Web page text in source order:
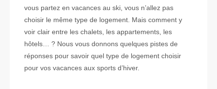
vous partez en vacances au ski, vous n’allez pas
choisir le même type de logement. Mais comment y
voir clair entre les chalets, les appartements, les
hôtels… ? Nous vous donnons quelques pistes de
réponses pour savoir quel type de logement choisir
pour vos vacances aux sports d’hiver.